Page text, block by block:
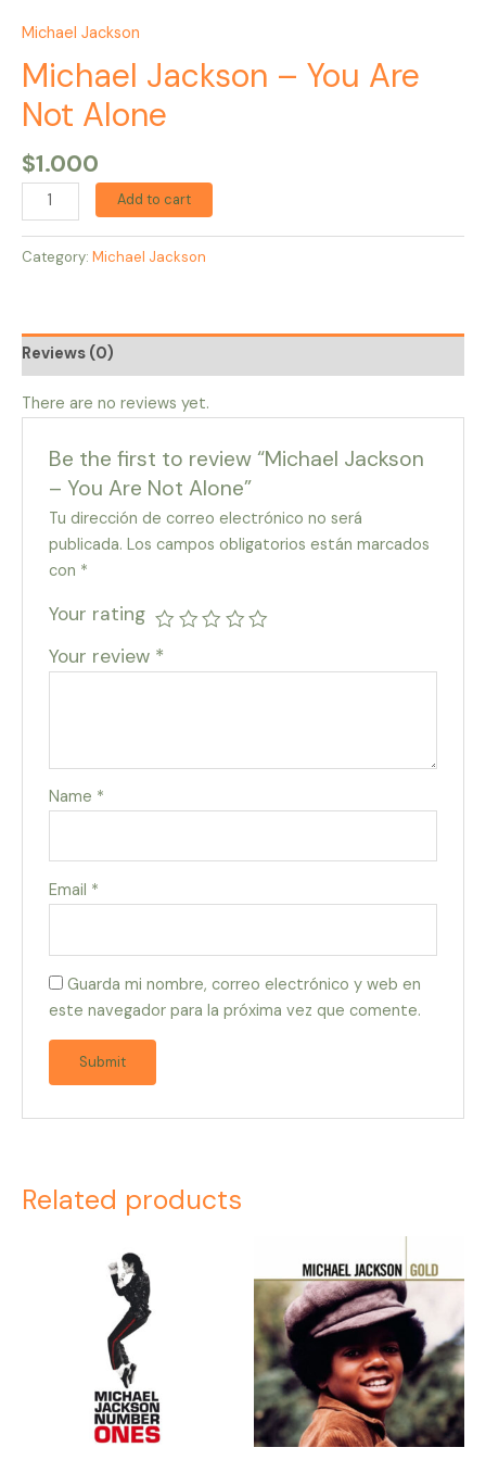
Michael Jackson
Michael Jackson – You Are
Not Alone
$1.000
Add to cart
Category: Michael Jackson
Reviews (0)
There are no reviews yet.
Be the first to review “Michael Jackson
– You Are Not Alone”
Tu dirección de correo electrónico no será
publicada. Los campos obligatorios están marcados
con *
Your rating
Your review *
Name *
Email *
Guarda mi nombre, correo electrónico y web en
este navegador para la próxima vez que comente.
Related products